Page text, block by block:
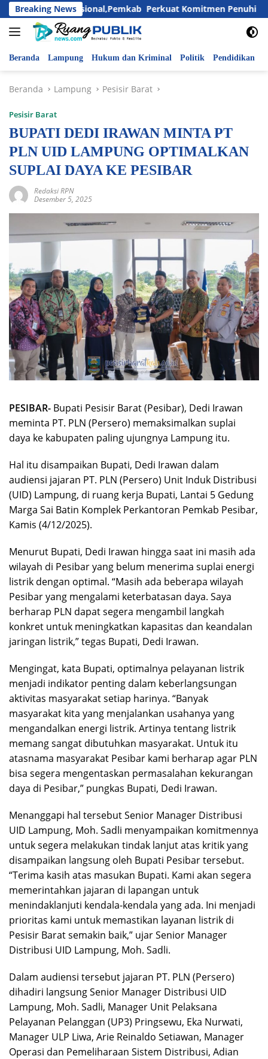
Langsung
ke
konten
Breaking News
Anak Nasional,Pemkab Perkuat Komitmen Penuhi Hak dan
Beranda Lampung Hukum dan Kriminal Politik Pendidikan
Beranda Lampung Pesisir Barat
Pesisir Barat
BUPATI DEDI IRAWAN MINTA PT
PLN UID LAMPUNG OPTIMALKAN
SUPLAI DAYA KE PESIBAR
Redaksi RPN
Desember 5, 2025
PESIBAR- Bupati Pesisir Barat (Pesibar), Dedi Irawan
meminta PT. PLN (Persero) memaksimalkan suplai
daya ke kabupaten paling ujungnya Lampung itu.
Hal itu disampaikan Bupati, Dedi Irawan dalam
audiensi jajaran PT. PLN (Persero) Unit Induk Distribusi
(UID) Lampung, di ruang kerja Bupati, Lantai 5 Gedung
Marga Sai Batin Komplek Perkantoran Pemkab Pesibar,
Kamis (4/12/2025).
Menurut Bupati, Dedi Irawan hingga saat ini masih ada
wilayah di Pesibar yang belum menerima suplai energi
listrik dengan optimal. “Masih ada beberapa wilayah
Pesibar yang mengalami keterbatasan daya. Saya
berharap PLN dapat segera mengambil langkah
konkret untuk meningkatkan kapasitas dan keandalan
jaringan listrik,” tegas Bupati, Dedi Irawan.
Mengingat, kata Bupati, optimalnya pelayanan listrik
menjadi indikator penting dalam keberlangsungan
aktivitas masyarakat setiap harinya. “Banyak
masyarakat kita yang menjalankan usahanya yang
mengandalkan energi listrik. Artinya tentang listrik
memang sangat dibutuhkan masyarakat. Untuk itu
atasnama masyarakat Pesibar kami berharap agar PLN
bisa segera mengentaskan permasalahan kekurangan
daya di Pesibar,” pungkas Bupati, Dedi Irawan.
Menanggapi hal tersebut Senior Manager Distribusi
UID Lampung, Moh. Sadli menyampaikan komitmennya
untuk segera melakukan tindak lanjut atas kritik yang
disampaikan langsung oleh Bupati Pesibar tersebut.
“Terima kasih atas masukan Bupati. Kami akan segera
memerintahkan jajaran di lapangan untuk
menindaklanjuti kendala-kendala yang ada. Ini menjadi
prioritas kami untuk memastikan layanan listrik di
Pesisir Barat semakin baik,” ujar Senior Manager
Distribusi UID Lampung, Moh. Sadli.
Dalam audiensi tersebut jajaran PT. PLN (Persero)
dihadiri langsung Senior Manager Distribusi UID
Lampung, Moh. Sadli, Manager Unit Pelaksana
Pelayanan Pelanggan (UP3) Pringsewu, Eka Nurwati,
Manager ULP Liwa, Arie Reinaldo Setiawan, Manager
Operasi dan Pemeliharaan Sistem Distribusi, Adian